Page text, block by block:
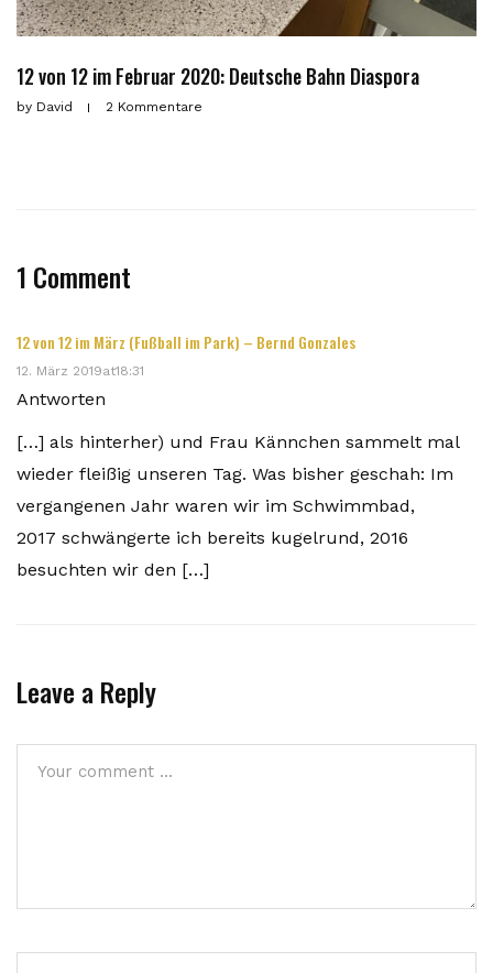
12 von 12 im Februar 2020: Deutsche Bahn Diaspora
by David 2 Kommentare
1 Comment
12 von 12 im März (Fußball im Park) – Bernd Gonzales
12. März 2019at18:31
Antworten
[…] als hinterher) und Frau Kännchen sammelt mal
wieder fleißig unseren Tag. Was bisher geschah: Im
vergangenen Jahr waren wir im Schwimmbad,
2017 schwängerte ich bereits kugelrund, 2016
besuchten wir den […]
Leave a Reply